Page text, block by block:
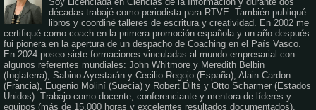
décadas trabajé como periodista para RTVE. También publiqué
libros y coordiné talleres de escritura y creatividad. En 2002 me
certifiqué como coach en la primera promoción española y un año después
fui pionera en la apertura de un despacho de Coaching en el País Vasco.
En 2024 poseo siete formaciones vinculadas al mundo empresarial con
algunos referentes mundiales: John Whitmore y Meredith Belbin
(Inglaterra), Sabino Ayestarán y Cecilio Regojo (España), Alain Cardon
(Francia), Eugenio Moliní (Suecia) y Robert Dilts y Otto Scharmer (Estados
Unidos). Trabajo como docente, conferenciante y mentora de líderes y
equipos (más de 15.000 horas y excelentes resultados documentados).